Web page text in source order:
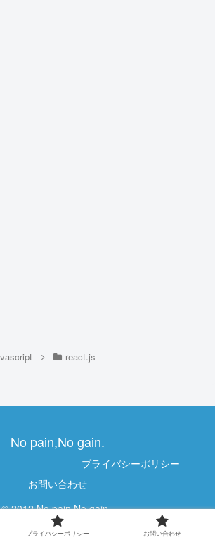
react.js
No pain,No gain.
プライバシーポリシー
お問い合わせ
© 2012 No pain,No gain..
プライバシーポリシー お問い合わせ